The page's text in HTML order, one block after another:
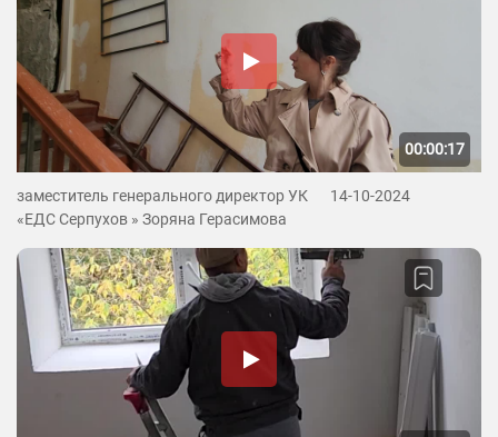
00:00:17
заместитель генерального директор УК
«ЕДС Серпухов » Зоряна Герасимова
14-10-2024